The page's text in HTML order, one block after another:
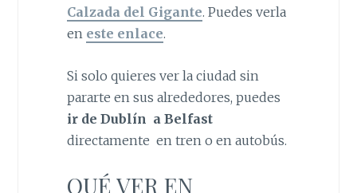
Calzada del Gigante. Puedes verla
en este enlace.
Si solo quieres ver la ciudad sin
pararte en sus alrededores, puedes
ir de Dublín a Belfast
directamente en tren o en autobús.
QUÉ VER EN